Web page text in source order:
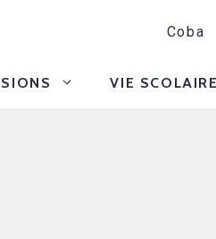
VIE SCOLAIRE
Coba